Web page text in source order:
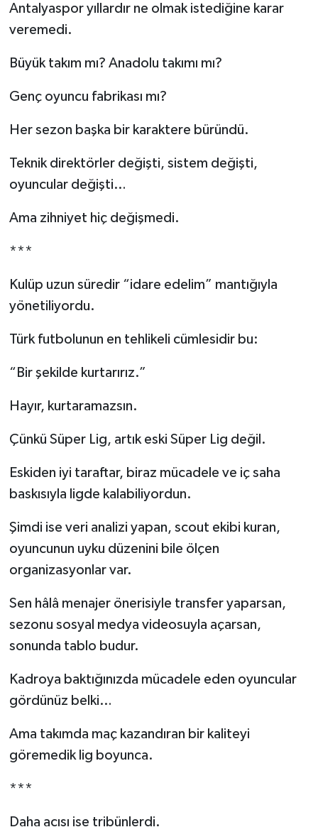
Antalyaspor yıllardır ne olmak istediğine karar
veremedi.
Büyük takım mı? Anadolu takımı mı?
Genç oyuncu fabrikası mı?
Her sezon başka bir karaktere büründü.
Teknik direktörler değişti, sistem değişti,
oyuncular değişti…
Ama zihniyet hiç değişmedi.
***
Kulüp uzun süredir “idare edelim” mantığıyla
yönetiliyordu.
Türk futbolunun en tehlikeli cümlesidir bu:
“Bir şekilde kurtarırız.”
Hayır, kurtaramazsın.
Çünkü Süper Lig, artık eski Süper Lig değil.
Eskiden iyi taraftar, biraz mücadele ve iç saha
baskısıyla ligde kalabiliyordun.
Şimdi ise veri analizi yapan, scout ekibi kuran,
oyuncunun uyku düzenini bile ölçen
organizasyonlar var.
Sen hâlâ menajer önerisiyle transfer yaparsan,
sezonu sosyal medya videosuyla açarsan,
sonunda tablo budur.
Kadroya baktığınızda mücadele eden oyuncular
gördünüz belki…
Ama takımda maç kazandıran bir kaliteyi
göremedik lig boyunca.
***
Daha acısı ise tribünlerdi.